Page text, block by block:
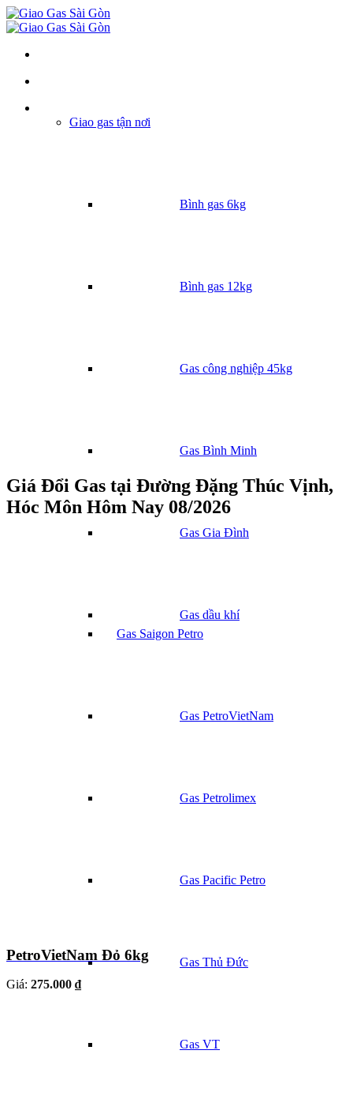
Giao gas tận nơi
Bình gas 6kg
Bình gas 12kg
Gas công nghiệp 45kg
Gas Bình Minh
Gas Gia Đình
Gas dầu khí
Gas Saigon Petro
Gas PetroVietNam
Gas Petrolimex
Gas Pacific Petro
Gas Thủ Đức
Gas VT
Giá Đổi Gas tại Đường Đặng Thúc Vịnh,
Hóc Môn Hôm Nay 08/2026
PetroVietNam Đỏ 6kg
Giá: 275.000 ₫